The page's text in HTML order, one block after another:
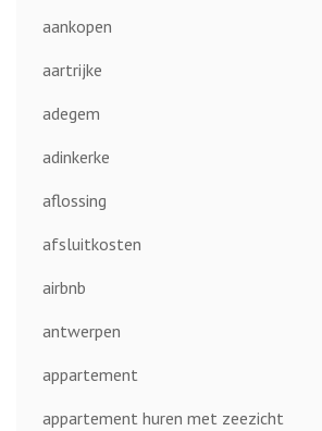
aankopen
aartrijke
adegem
adinkerke
aflossing
afsluitkosten
airbnb
antwerpen
appartement
appartement huren met zeezicht